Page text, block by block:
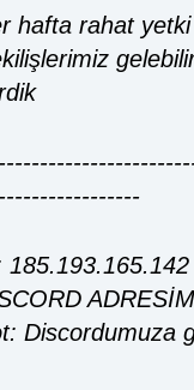
hafta rahat
185.193.165.142
Discordumuza